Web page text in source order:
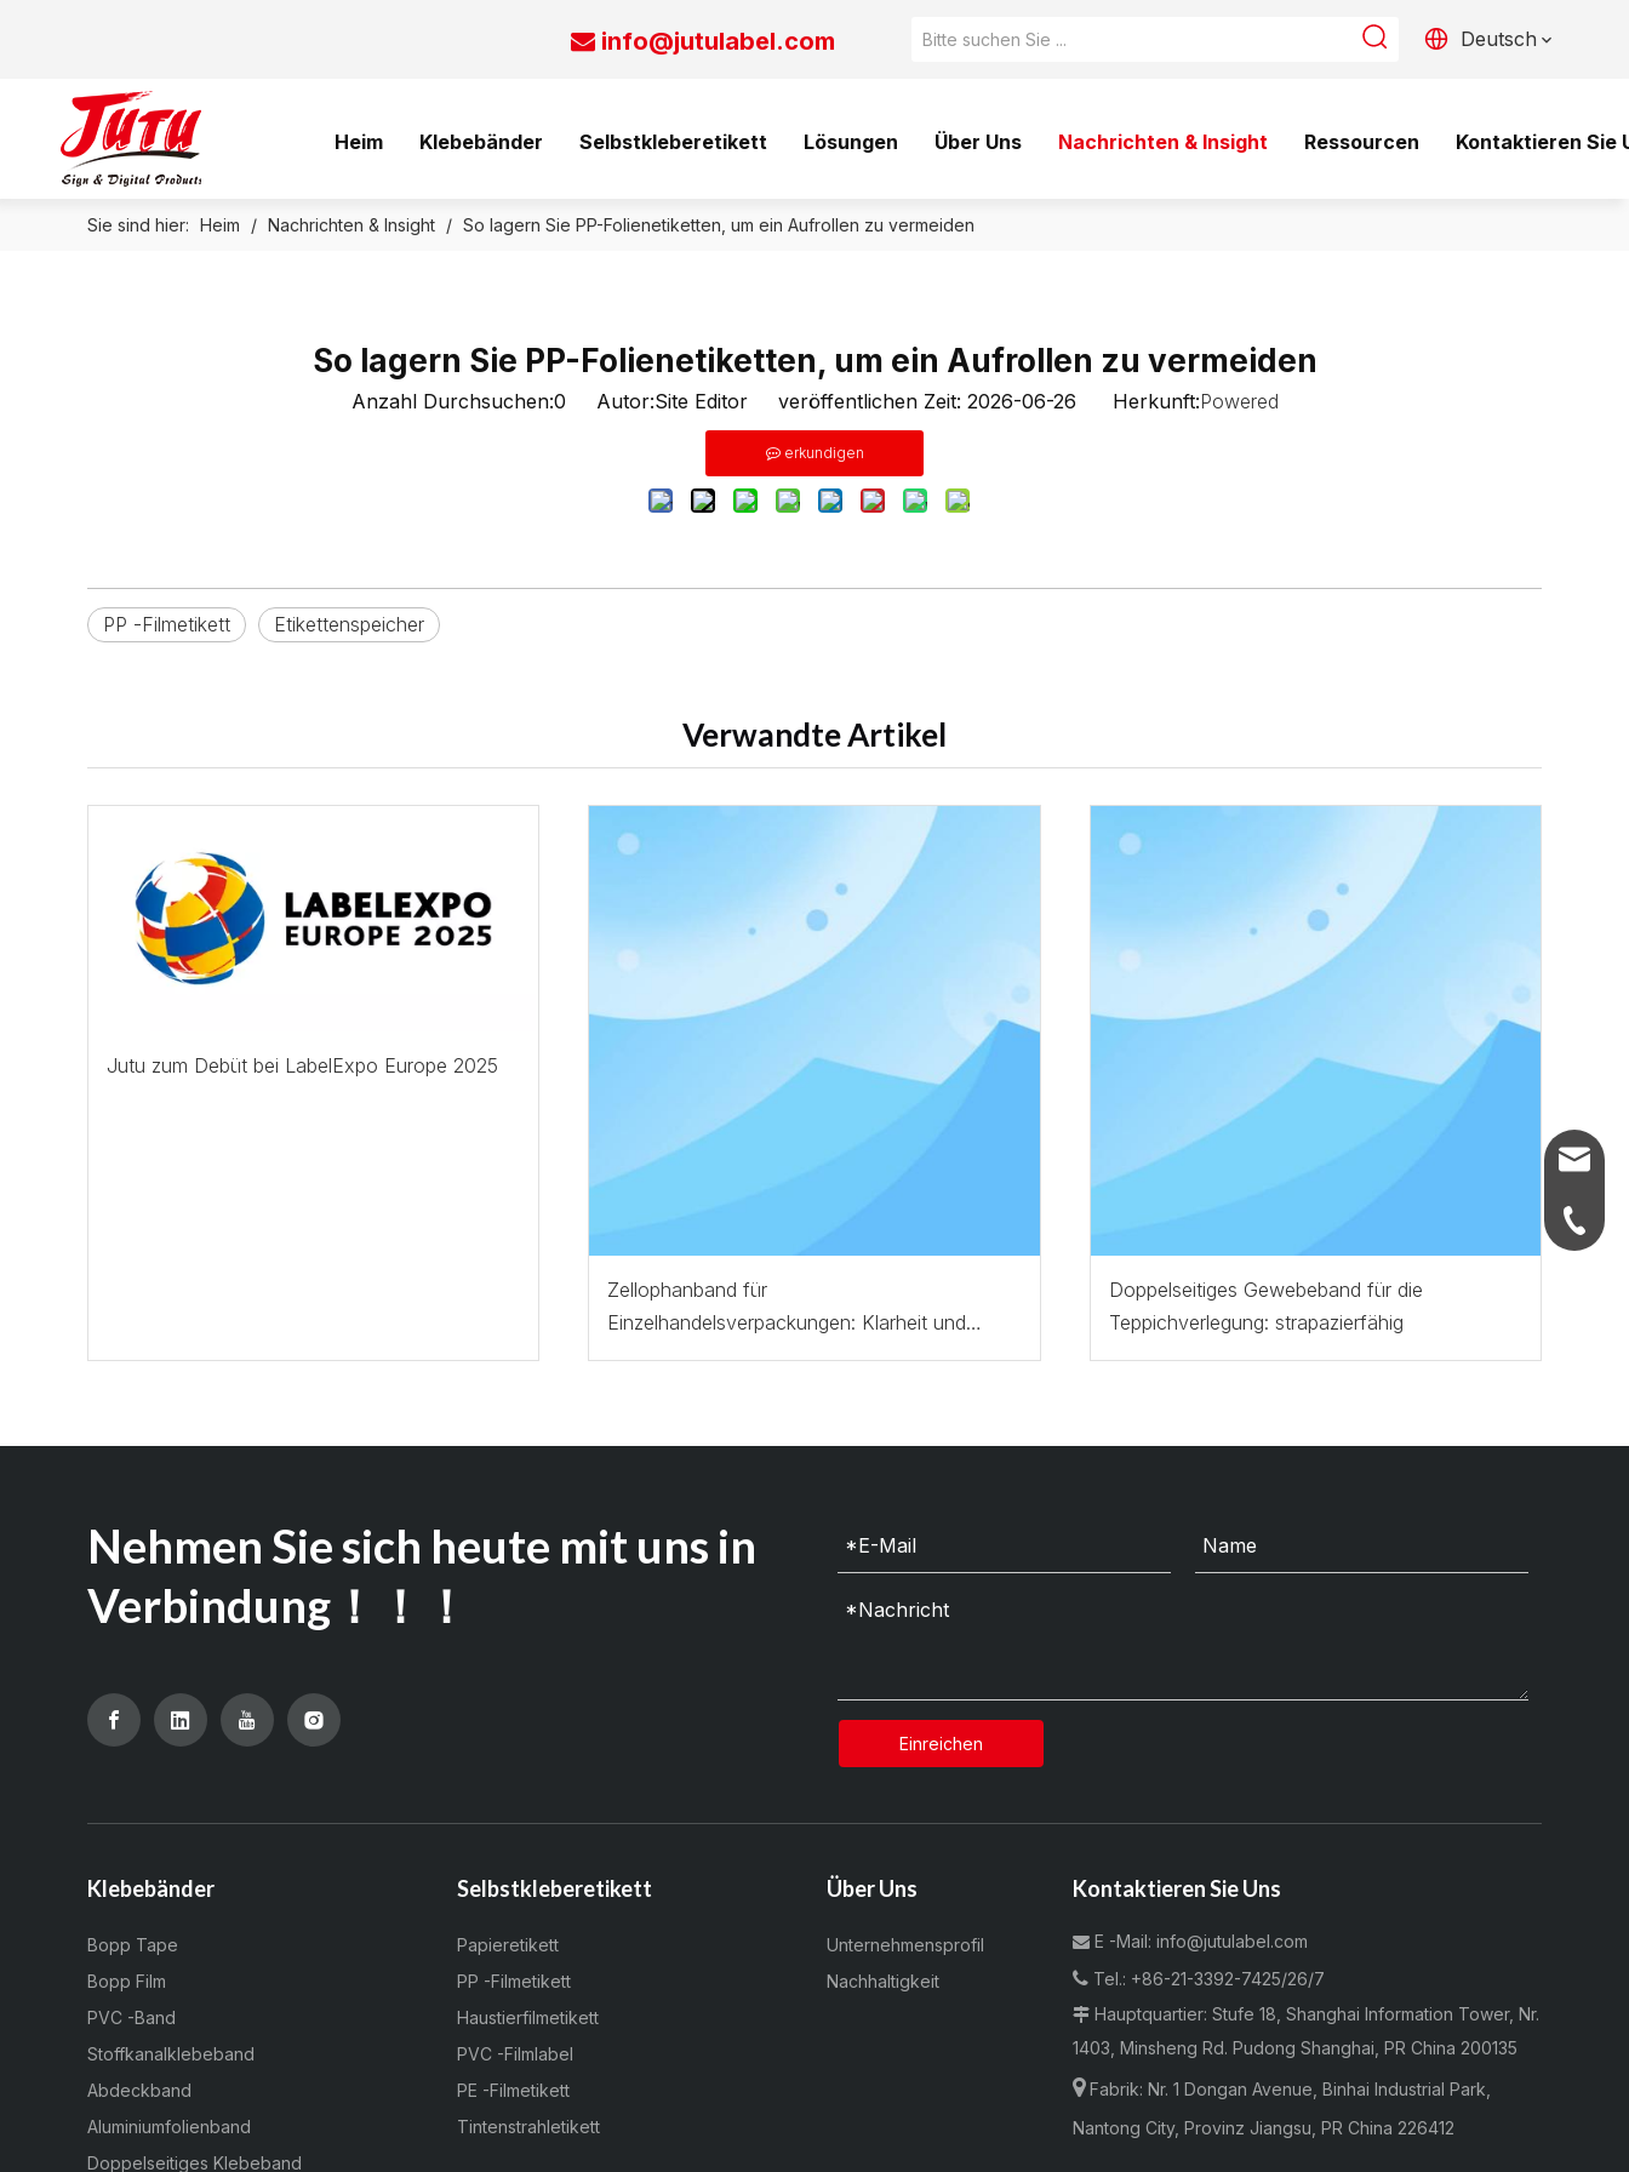
 info@jutulabel.com Deutsch
Heim Klebebänder Selbstkleberetikett Lösungen Über Uns Nachrichten & Insight Ressourcen Kontaktieren Sie
Sie sind hier: Heim / Nachrichten & Insight / So lagern Sie PP-Folienetiketten, um ein Aufrollen zu vermeiden
So lagern Sie PP-Folienetiketten, um ein Aufrollen zu vermeiden
Anzahl Durchsuchen:0 Autor:Site Editor veröffentlichen Zeit: 2026-06-26 Herkunft:Powered
erkundigen
PP -Filmetikett Etikettenspeicher
Verwandte Artikel
Jutu zum Debüt bei LabelExpo Europe 2025
Zellophanband für
Einzelhandelsverpackungen: Klarheit und
Haftung
Doppelseitiges Gewebeband für die
Teppichverlegung: strapazierfähig
Nehmen Sie sich heute mit uns in
Verbindung！！！
Einreichen
Klebebänder
Bopp Tape
Bopp Film
PVC -Band
Stoffkanalklebeband
Abdeckband
Aluminiumfolienband
Doppelseitiges Klebeband
Selbstkleberetikett
Papieretikett
PP -Filmetikett
Haustierfilmetikett
PVC -Filmlabel
PE -Filmetikett
Tintenstrahletikett
Über Uns
Unternehmensprofil
Nachhaltigkeit
Kontaktieren Sie Uns
 E -Mail:info@jutulabel.com
 Tel.: +86-21-3392-7425/26/7
 Hauptquartier: Stufe 18, Shanghai Information Tower, Nr.
1403, Minsheng Rd. Pudong Shanghai, PR China 200135
Fabrik:Nr. 1 Dongan Avenue, Binhai Industrial Park,
Nantong City, Provinz Jiangsu, PR China 226412
+86-